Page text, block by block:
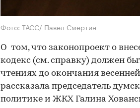
Фото: ТАСС/ Павел Смертин
О том, что законопроект о
кодекс (см. справку) должен
чтениях до окончания
рассказала председатель
политике и ЖКХ Галина